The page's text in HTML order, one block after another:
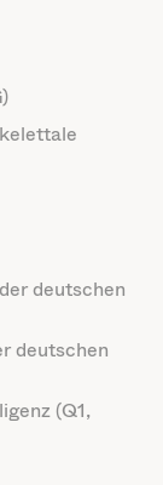
deutschen
deutschen
(Q1,